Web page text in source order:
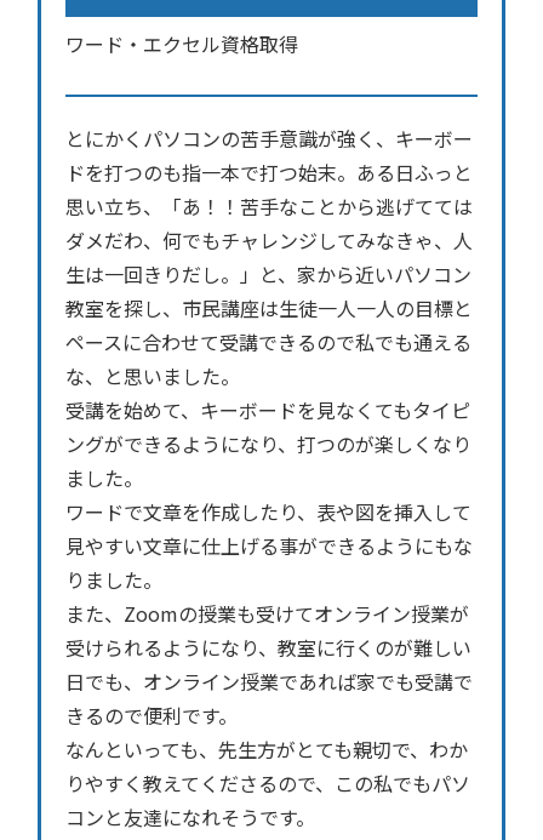
ワード・エクセル資格取得
とにかくパソコンの苦手意識が強く、キーボー
ドを打つのも指一本で打つ始末。ある日ふっと
思い立ち、「あ！！苦手なことから逃げてては
ダメだわ、何でもチャレンジしてみなきゃ、人
生は一回きりだし。」と、家から近いパソコン
教室を探し、市民講座は生徒一人一人の目標と
ペースに合わせて受講できるので私でも通える
な、と思いました。
受講を始めて、キーボードを見なくてもタイピ
ングができるようになり、打つのが楽しくなり
ました。
ワードで文章を作成したり、表や図を挿入して
見やすい文章に仕上げる事ができるようにもな
りました。
また、Zoomの授業も受けてオンライン授業が
受けられるようになり、教室に行くのが難しい
日でも、オンライン授業であれば家でも受講で
きるので便利です。
なんといっても、先生方がとても親切で、わか
りやすく教えてくださるので、この私でもパソ
コンと友達になれそうです。